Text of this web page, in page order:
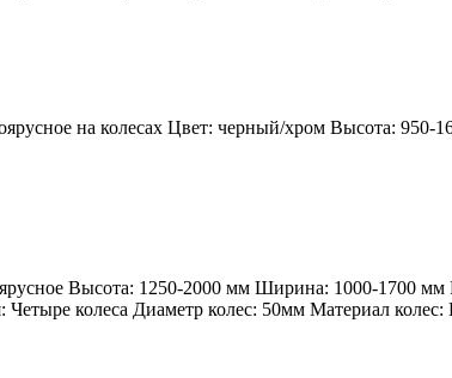
на колесах Цвет: черный/хром Высота:
Высота: 1250-2000 мм Ширина: 1000-
колеса Диаметр колес: 50мм Материал колес: